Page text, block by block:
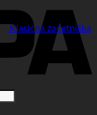
Klasična začetniška